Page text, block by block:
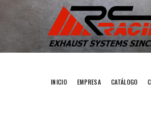
INICIO EMPRESA CATÁLOGO